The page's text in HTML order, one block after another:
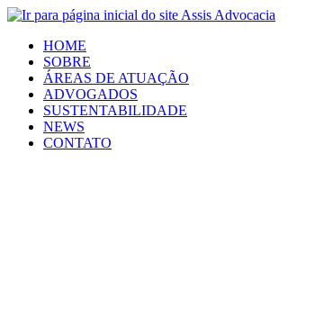
HOME
SOBRE
ÁREAS DE ATUAÇÃO
ADVOGADOS
SUSTENTABILIDADE
NEWS
CONTATO